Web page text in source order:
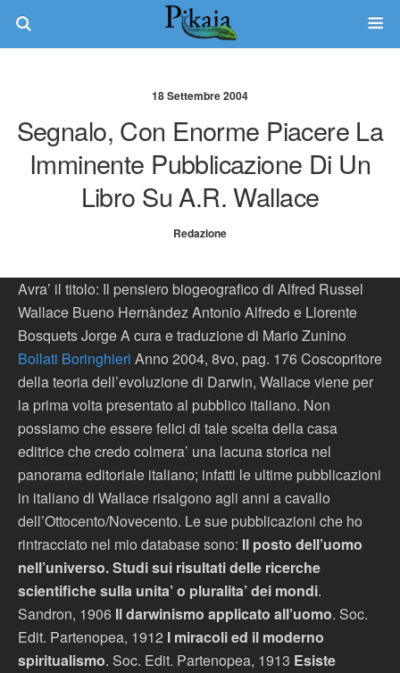
18 Settembre 2004
Segnalo, Con Enorme Piacere La
Imminente Pubblicazione Di Un
Libro Su A.R. Wallace
Redazione
Avra’ il titolo: Il pensiero biogeografico di Alfred Russel
Wallace Bueno Hernàndez Antonio Alfredo e Llorente
Bosquets Jorge A cura e traduzione di Mario Zunino
Bollati Boringhieri Anno 2004, 8vo, pag. 176 Coscopritore
della teoria dell’evoluzione di Darwin, Wallace viene per
la prima volta presentato al pubblico italiano. Non
possiamo che essere felici di tale scelta della casa
editrice che credo colmera’ una lacuna storica nel
panorama editoriale italiano; infatti le ultime pubblicazioni
in italiano di Wallace risalgono agli anni a cavallo
dell’Ottocento/Novecento. Le sue pubblicazioni che ho
rintracciato nel mio database sono: Il posto dell’uomo
nell’universo. Studi sui risultati delle ricerche
scientifiche sulla unita’ o pluralita’ dei mondi.
Sandron, 1906 Il darwinismo applicato all’uomo. Soc.
Edit. Partenopea, 1912 I miracoli ed il moderno
spiritualismo. Soc. Edit. Partenopea, 1913 Esiste